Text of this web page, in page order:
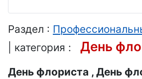
День
дизайнера-
парикмахер
День
фотографа
День
тора
Раздел :
| категория : День
День флориста , День